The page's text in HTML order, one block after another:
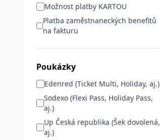
Možnost platby KARTOU
Platba zaměstnaneckých benefitů
na fakturu
Poukázky
Edenred (Ticket Multi, Holiday, aj.)
Sodexo (Flexi Pass, Holiday Pass,
aj.)
Up Česká republika (Šek dovolená,
aj.)